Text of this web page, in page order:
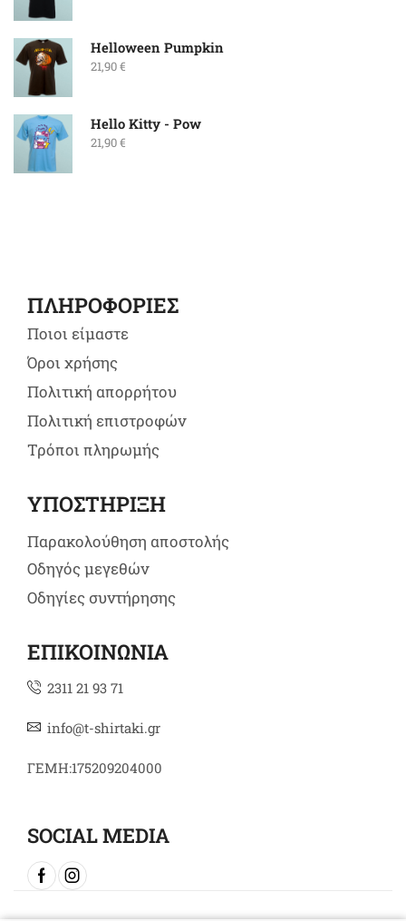
Helloween Pumpkin
21,90€
Hello Kitty - Pow
21,90€
ΠΛΗΡΟΦΟΡΙΕΣ
Ποιοι είμαστε
Όροι χρήσης
Πολιτική απορρήτου
Πολιτική επιστροφών
Τρόποι πληρωμής
ΥΠΟΣΤΗΡΙΞΗ
Παρακολούθηση αποστολής
Οδηγός μεγεθών
Οδηγίες συντήρησης
ΕΠΙΚΟΙΝΩΝΙΑ
2311 21 93 71
info@t-shirtaki.gr
ΓΕΜΗ:175209204000
SOCIAL MEDIA